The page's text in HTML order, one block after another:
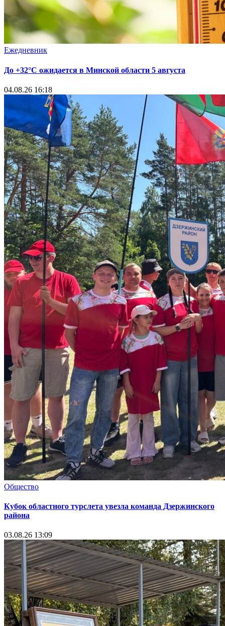
Ежедневник
До +32°С ожидается в Минской области 5 августа
04.08.26 16:18
Общество
Кубок областного турслета увезла команда Дзержинского
района
03.08.26 13:09